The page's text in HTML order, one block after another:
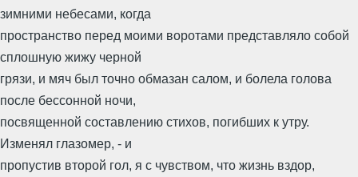
зимними небесами, когда
пространство перед моими воротами представляло собой
сплошную жижу черной
грязи, и мяч был точно обмазан салом, и болела голова
после бессонной ночи,
посвященной составлению стихов, погибших к утру.
Изменял глазомер, - и
пропустив второй гол, я с чувством, что жизнь вздор,